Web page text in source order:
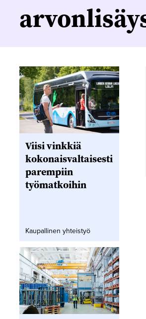
Viisi vinkkiä
kokonaisvaltaisesti
parempiin
työmatkoihin
Kaupallinen yhteistyö